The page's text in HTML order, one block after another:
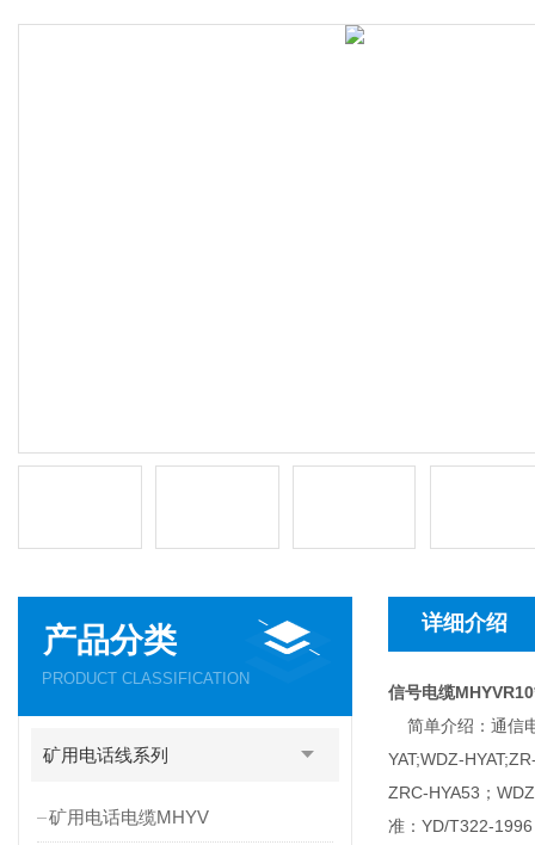
产品分类
PRODUCT CLASSIFICATION
矿用电话线系列
矿用电话电缆MHYV
详细介绍
信号电缆
简单介绍：通信
YAT;WDZ-
ZRC-HYA53；
准：YD/T322-